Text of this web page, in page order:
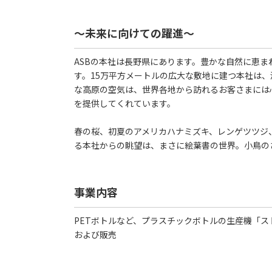
～未来に向けての躍進～
ASBの本社は長野県にあります。豊かな自然に恵
す。15万平方メートルの広大な敷地に建つ本社は
な高原の空気は、世界各地から訪れるお客さまに
を提供してくれています。
春の桜、初夏のアメリカハナミズキ、レンゲツツ
る本社からの眺望は、まさに絵葉書の世界。小鳥
事業内容
PETボトルなど、プラスチックボトルの生産機「
および販売